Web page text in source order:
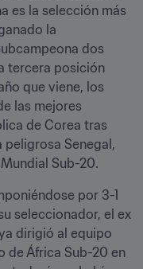
es la selección más
la
dos
tercera posición
las mejores
de Corea tras
Senegal,
Sub-20.
por 3-1
seleccionador, el ex
dirigió al equipo
de África Sub-20 en